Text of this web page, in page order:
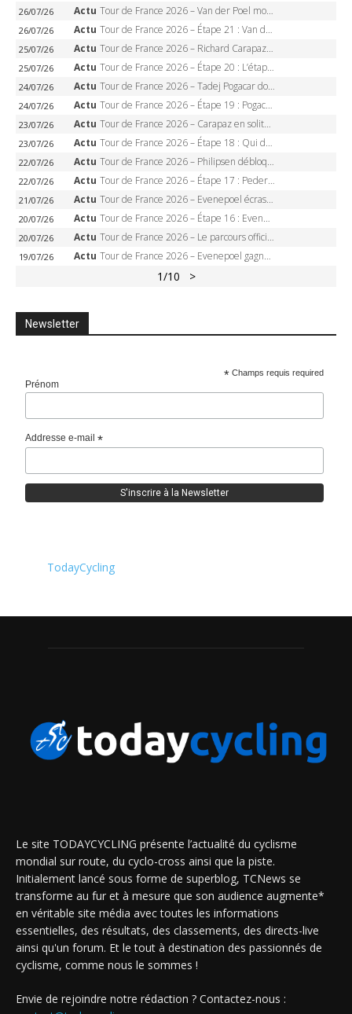
26/07/26 Actu Tour de France 2026 – Van der Poel monumental à Paris, Pogacar égale le record des cinq sacres
26/07/26 Actu Tour de France 2026 – Étape 21 : Van der Poel, Pogacar, qui succédera à Wout van Aert sur les Champs-Elysées ?
25/07/26 Actu Tour de France 2026 – Richard Carapaz roi des Alpes, doublé et maillot à pois, Seixas perd le podium
25/07/26 Actu Tour de France 2026 – Étape 20 : L’étape reine, Galibier, Sarenne, Alpe d’Huez, qui succédera à Pogacar ?
24/07/26 Actu Tour de France 2026 – Tadej Pogacar dompte l’Alpe d’Huez, 5e victoire, record de Pantani pulvérisé
24/07/26 Actu Tour de France 2026 – Étape 19 : Pogacar peut-il enfin dompter l’Alpe d’Huez ?
23/07/26 Actu Tour de France 2026 – Carapaz en solitaire à Orcières-Merlette, Paret-Peintre à un point du maillot à pois
23/07/26 Actu Tour de France 2026 – Étape 18 : Qui domptera Orcières-Merlette, première marche vers l’Alpe d’Huez ?
22/07/26 Actu Tour de France 2026 – Philipsen débloque son compteur à Voiron, Pedersen en danger pour le maillot vert
22/07/26 Actu Tour de France 2026 – Étape 17 : Pedersen peut-il verrouiller le maillot vert à Voiron ?
21/07/26 Actu Tour de France 2026 – Evenepoel écrase le chrono d’Évian, Seixas 4e, Lipowitz abandonne
20/07/26 Actu Tour de France 2026 – Étape 16 : Evenepoel, Pogacar, Ganna… qui domptera le chrono d’Évian pour redessiner le podium ?
20/07/26 Actu Tour de France 2026 – Le parcours officiel complet : 21 étapes, profils, carte et dates
19/07/26 Actu Tour de France 2026 – Evenepoel gagne à Solaison, Vingegaard abandonne, Pogacar toujours en jaune
1/10 >
Newsletter
* Champs requis required
Prénom
Addresse e-mail*
TodayCycling
Le site TODAYCYCLING présente l’actualité du cyclisme
mondial sur route, du cyclo-cross ainsi que la piste.
Initialement lancé sous forme de superblog, TCNews se
transforme au fur et à mesure que son audience augmente*
en véritable site média avec toutes les informations
essentielles, des résultats, des classements, des directs-live
ainsi qu'un forum. Et le tout à destination des passionnés de
cyclisme, comme nous le sommes !
Envie de rejoindre notre rédaction ? Contactez-nous :